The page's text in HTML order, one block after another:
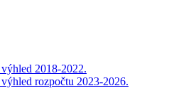
2018-2022.
rozpočtu 2023-2026.